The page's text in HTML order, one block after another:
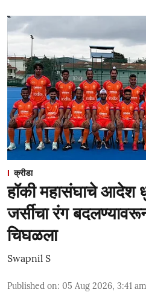
क्रीडा
हॉकी महासंघाचे आदेश
जर्सीचा रंग
चिघळला
Swapnil S
Published on: 05 Aug 2026, 3:41 am